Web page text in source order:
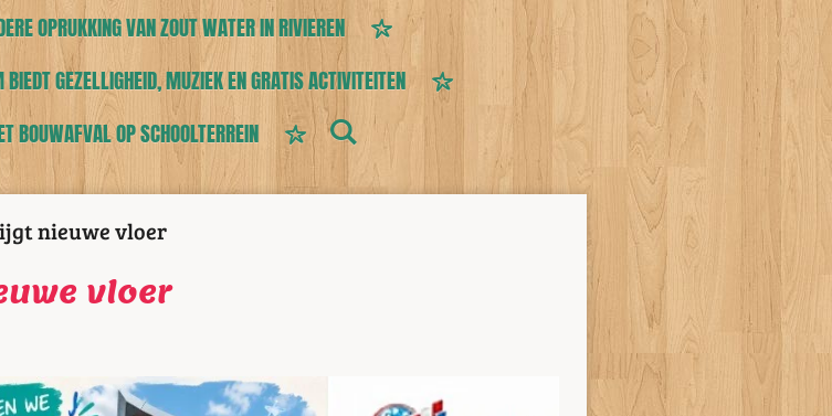
OPRUKKING VAN ZOUT WATER IN RIVIEREN
GEZELLIGHEID, MUZIEK EN GRATIS ACTIVITEITEN
BOUWAFVAL OP SCHOOLTERREIN
nieuwe vloer
vloer